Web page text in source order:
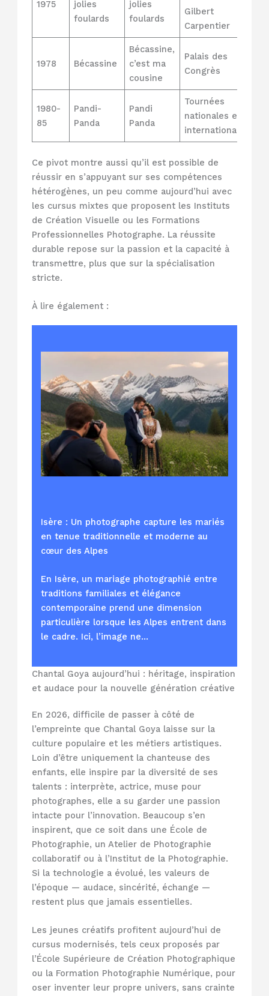
1975
jolies
foulards
jolies
foulards
Gilbert
Carpentier
1978 Bécassine
Bécassine,
c’est ma
cousine
Palais des
Congrès
1980-
85
Pandi-
Panda
Pandi
Panda
Tournées
nationales et
internationales
Ce pivot montre aussi qu’il est possible de
réussir en s’appuyant sur ses compétences
hétérogènes, un peu comme aujourd’hui avec
les cursus mixtes que proposent les Instituts
de Création Visuelle ou les Formations
Professionnelles Photographe. La réussite
durable repose sur la passion et la capacité à
transmettre, plus que sur la spécialisation
stricte.
À lire également :
Isère : Un photographe capture les mariés
en tenue traditionnelle et moderne au
cœur des Alpes
En Isère, un mariage photographié entre
traditions familiales et élégance
contemporaine prend une dimension
particulière lorsque les Alpes entrent dans
le cadre. Ici, l’image ne…
Chantal Goya aujourd’hui : héritage, inspiration
et audace pour la nouvelle génération créative
En 2026, difficile de passer à côté de
l’empreinte que Chantal Goya laisse sur la
culture populaire et les métiers artistiques.
Loin d’être uniquement la chanteuse des
enfants, elle inspire par la diversité de ses
talents : interprète, actrice, muse pour
photographes, elle a su garder une passion
intacte pour l’innovation. Beaucoup s’en
inspirent, que ce soit dans une École de
Photographie, un Atelier de Photographie
collaboratif ou à l’Institut de la Photographie.
Si la technologie a évolué, les valeurs de
l’époque — audace, sincérité, échange —
restent plus que jamais essentielles.
Les jeunes créatifs profitent aujourd’hui de
cursus modernisés, tels ceux proposés par
l’École Supérieure de Création Photographique
ou la Formation Photographie Numérique, pour
oser inventer leur propre univers, sans crainte